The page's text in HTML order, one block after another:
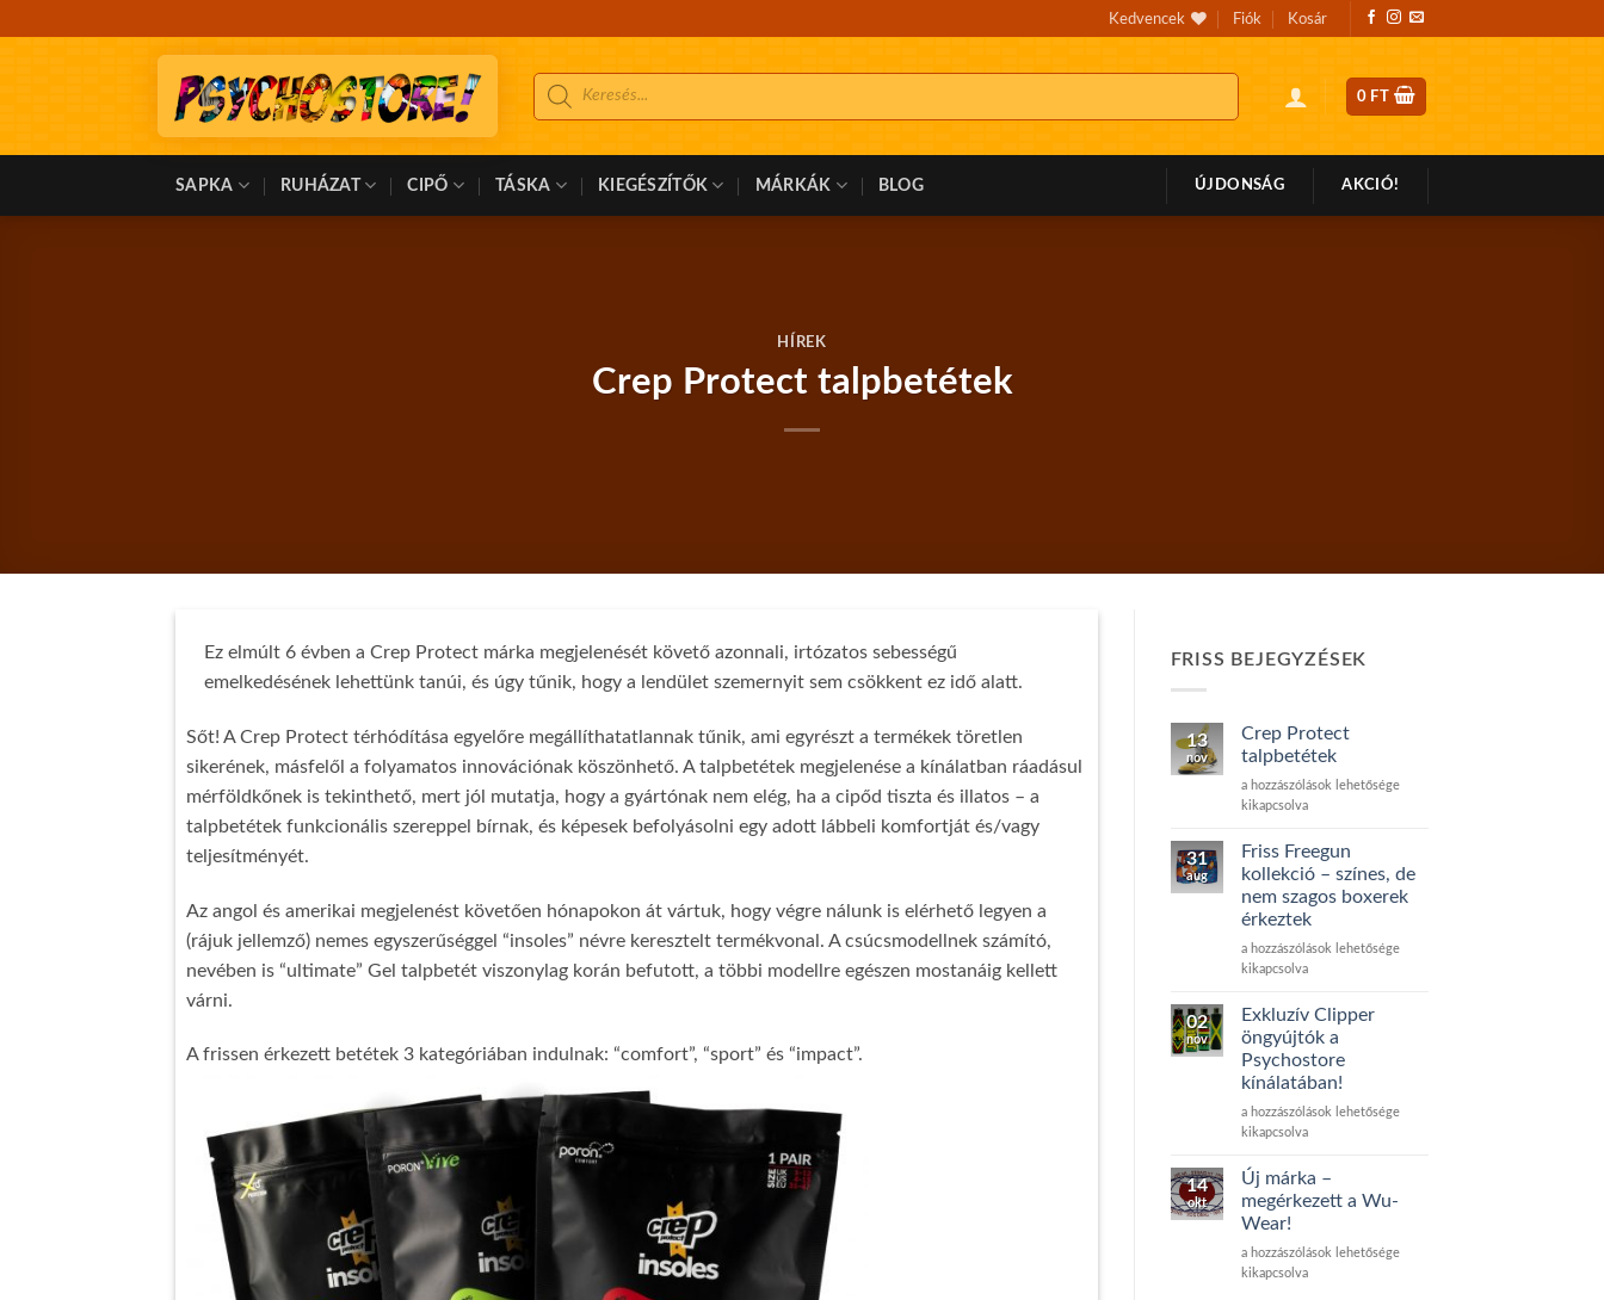
to
Kedvencek Fiók Kosár
Products
search
0 FT
SAPKA RUHÁZAT CIPŐ TÁSKA KIEGÉSZÍTŐK MÁRKÁK BLOG ÚJDONSÁG AKCIÓ!
HÍREK
Crep Protect talpbetétek
Ez elmúlt 6 évben a Crep Protect márka megjelenését követő azonnali, irtózatos sebességű
emelkedésének lehettünk tanúi, és úgy tűnik, hogy a lendület szemernyit sem csökkent ez idő alatt.
Sőt! A Crep Protect térhódítása egyelőre megállíthatatlannak tűnik, ami egyrészt a termékek töretlen
sikerének, másfelől a folyamatos innovációnak köszönhető. A talpbetétek megjelenése a kínálatban ráadásul
mérföldkőnek is tekinthető, mert jól mutatja, hogy a gyártónak nem elég, ha a cipőd tiszta és illatos – a
talpbetétek funkcionális szereppel bírnak, és képesek befolyásolni egy adott lábbeli komfortját és/vagy
teljesítményét.
Az angol és amerikai megjelenést követően hónapokon át vártuk, hogy végre nálunk is elérhető legyen a
(rájuk jellemző) nemes egyszerűséggel “insoles” névre keresztelt termékvonal. A csúcsmodellnek számító,
nevében is “ultimate” Gel talpbetét viszonylag korán befutott, a többi modellre egészen mostanáig kellett
várni.
A frissen érkezett betétek 3 kategóriában indulnak: “comfort”, “sport” és “impact”.
FRISS BEJEGYZÉSEK
13
nov
Crep Protect
talpbetétek
Crep
Protect
bejegyzéshez
a hozzászólások lehetősége
kikapcsolva
31
aug
Friss Freegun
kollekció – színes, de
nem szagos boxerek
érkeztek
Friss
Freegun
–
színes,
nem
szagos
boxerek
érkeztek
a hozzászólások lehetősége
kikapcsolva
02
nov
Exkluzív Clipper
öngyújtók a
Psychostore
kínálatában!
Exkluzív
Clipper
a
Psychostore
kínálatában!
bejegyzéshez
a hozzászólások lehetősége
kikapcsolva
14
okt
Új márka –
megérkezett a Wu-
Wear!
Új
márka
a hozzászólások lehetősége
kikapcsolva